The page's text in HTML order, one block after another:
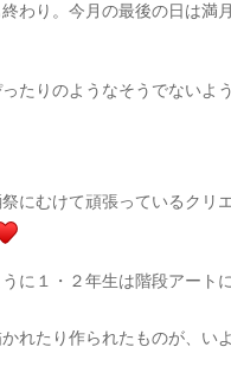
わり。今月の最後の日は満
たりのようなそうでないよ
にむけて頑張っているクリ
に１・２年生は階段アート
れたり作られたものが、い